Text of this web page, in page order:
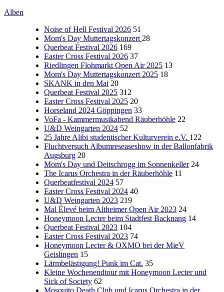
Alben
Noise of Hell Festival 2026 51
Mom's Day Muttertagskonzert 28
Querbeat Festival 2026 169
Easter Cross Festival 2026 37
Riedlingen Flohmarkt Open Air 2025 13
Mom's Day Muttertagskonzert 2025 18
SKANK in den Mai 20
Querbeat Festival 2025 312
Easter Cross Festival 2025 20
Horseland 2024 Göppingen 33
VoFa - Kammermusikabend Räuberhöhle 22
U&D Weingarten 2024 52
25 Jahre Alibi studentischer Kulturverein e.V. 122
Fluchtversuch Albumreseaseshow in der Ballonfabrik
Augsburg 20
Mom's Day und Deitschrogg im Sonnenkeller 24
The Icarus Orchestra in der Räuberhöhle 11
Querbeatfestival 2024 57
Easter Cross Festival 2024 40
U&D Weingarten 2023 219
Mal Èlevé beim Altheimer Open Air 2023 24
Honeymoon Lecter beim Stadtfest Backnang 14
Querbeat Festival 2023 104
Easter Cross Festival 2023 74
Honeymoon Lecter & OXMO bei der MieV
Geislingen 15
Lärmbelästigung! Punk im Cat. 35
Kleine Wochenendtour mit Honeymoon Lecter und
Sick of Society 62
Mosquito Death Club und Icarus Orchestra in der